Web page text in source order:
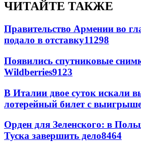
ЧИТАЙТЕ ТАКЖЕ
Правительство Армении во
подало в отставку11298
Появились спутниковые
Wildberries9123
В Италии двое суток искали
лотерейный билет с
Орден для Зеленского: в
Туска завершить дело8464